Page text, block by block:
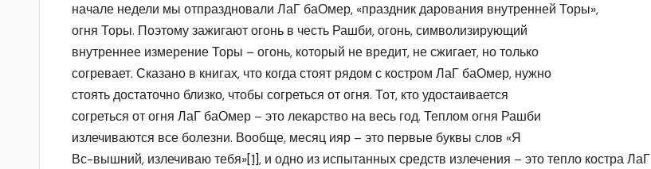
начале недели мы отпраздновали ЛаГ баОмер, «праздник дарования внутренней Торы»,
огня Торы. Поэтому зажигают огонь в честь Рашби, огонь, символизирующий
внутреннее измерение Торы – огонь, который не вредит, не сжигает, но только
согревает. Сказано в книгах, что когда стоят рядом с костром ЛаГ баОмер, нужно
стоять достаточно близко, чтобы согреться от огня. Тот, кто удостаивается
согреться от огня ЛаГ баОмер – это лекарство на весь год. Теплом огня Рашби
излечиваются все болезни. Вообще, месяц ияр – это первые буквы слов «Я
Вс-вышний, излечиваю тебя»[1], и одно из испытанных средств излечения – это тепло костра ЛаГ